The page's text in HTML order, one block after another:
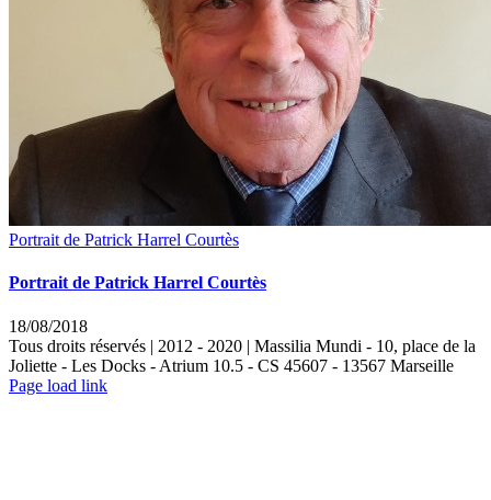
Portrait de Patrick Harrel Courtès
Portrait de Patrick Harrel Courtès
18/08/2018
Tous droits réservés | 2012 - 2020 | Massilia Mundi - 10, place de la
Joliette - Les Docks - Atrium 10.5 - CS 45607 - 13567 Marseille
LinkedIn
Instagram
Rss
Page load link